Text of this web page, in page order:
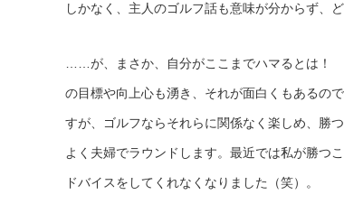
しかなく、主人のゴルフ話も意味が分からず、
……が、まさか、自分がここまでハマるとは！
の目標や向上心も湧き、それが面白くもあるの
すが、ゴルフならそれらに関係なく楽しめ、勝つ
よく夫婦でラウンドします。最近では私が勝つ
ドバイスをしてくれなくなりました（笑）。